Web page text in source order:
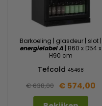
Barkoeling | glasdeur | slot |
energielabel A | B60 x D54 x
H90 cm
Tefcold 45468
€ 638,00 € 574,00